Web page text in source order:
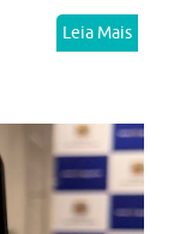
Leia Mais